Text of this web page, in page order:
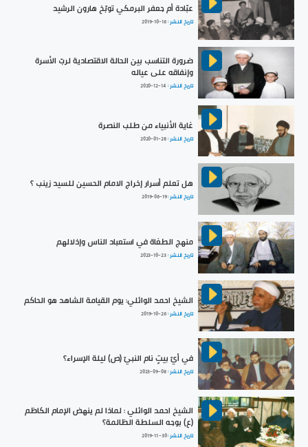
عبّادة أم جعفر البرمكي توبّخ هارون الرشيد
تاريخ النشر :2019-10-16
ضرورة التناسب بين الحالة الاقتصادية لربّ الأسرة
وإنفاقه على عياله
تاريخ النشر : 2020-12-14
غاية الأنبياء من طلب النصرة
تاريخ النشر :2020-01-28
هل تعلم أسرار إخراج الامام الحسين للسيد زينب ؟
تاريخ النشر :2019-06-19
منهج الطغاة في استعباد الناس وإذلالهم
تاريخ النشر :2023-10-23
الشيخ احمد الوائلي: يوم القيامة الشاهد هو الحاكم
تاريخ النشر :2019-10-26
في أيّ بيتٍ نام النبيّ (ص) ليلة الإسراء؟
تاريخ النشر :2023-09-08
الشيخ احمد الوائلي : لماذا لم ينهض الإمام الكاظم
(ع) بوجه السلطة الظالمة؟
تاريخ النشر :2019-11-30